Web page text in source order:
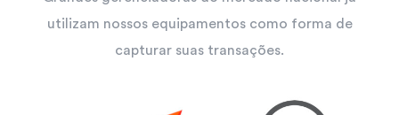
utilizam nossos equipamentos como forma de
capturar suas transações.